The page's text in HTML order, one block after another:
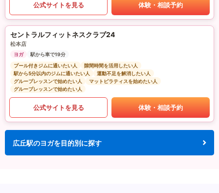
公式サイトを見る 体験・相談予約
セントラルフィットネスクラブ24
松本店
ヨガ
駅から車で19分
プール付きジムに通いたい人
隙間時間を活用したい人
駅から5分以内のジムに通いたい人
運動不足を解消したい人
グループレッスンで始めたい人
マットピラティスを始めたい人
グループレッスンで始めたい人
公式サイトを見る 体験・相談予約
広丘駅のヨガを目的別に探す